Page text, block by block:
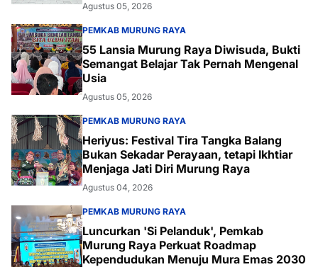
Agustus 05, 2026
PEMKAB MURUNG RAYA
55 Lansia Murung Raya Diwisuda, Bukti
Semangat Belajar Tak Pernah Mengenal
Usia
Agustus 05, 2026
PEMKAB MURUNG RAYA
Heriyus: Festival Tira Tangka Balang
Bukan Sekadar Perayaan, tetapi Ikhtiar
Menjaga Jati Diri Murung Raya
Agustus 04, 2026
PEMKAB MURUNG RAYA
Luncurkan 'Si Pelanduk', Pemkab
Murung Raya Perkuat Roadmap
Kependudukan Menuju Mura Emas 2030